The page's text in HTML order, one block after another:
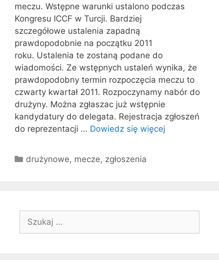
meczu. Wstępne warunki ustalono podczas
Kongresu ICCF w Turcji. Bardziej
szczegółowe ustalenia zapadną
prawdopodobnie na początku 2011
roku. Ustalenia te zostaną podane do
wiadomości. Ze wstępnych ustaleń wynika, że
prawdopodobny termin rozpoczęcia meczu to
czwarty kwartał 2011. Rozpoczynamy nabór do
drużyny. Można zgłaszac już wstępnie
kandydatury do delegata. Rejestracja zgłoszeń
do reprezentacji … Dowiedz się więcej
Kategorie
drużynowe, mecze, zgłoszenia